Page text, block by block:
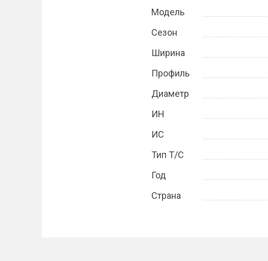
Модель
Сезон
Ширина
Профиль
Диаметр
ИН
ИС
Тип Т/С
Год
Страна